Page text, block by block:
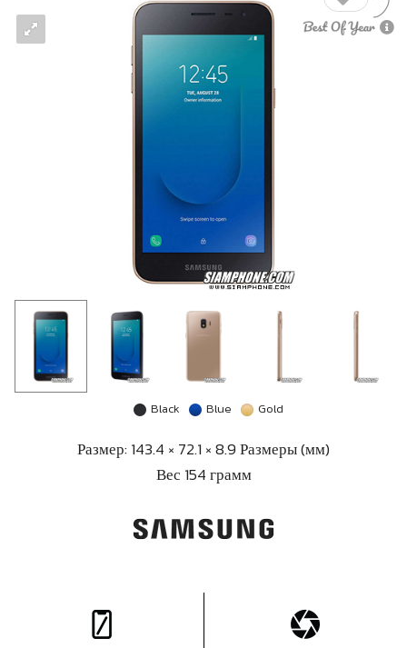
Black Blue Gold
Размер: 143.4 × 72.1 × 8.9 Размеры (мм)
Вес 154 грамм